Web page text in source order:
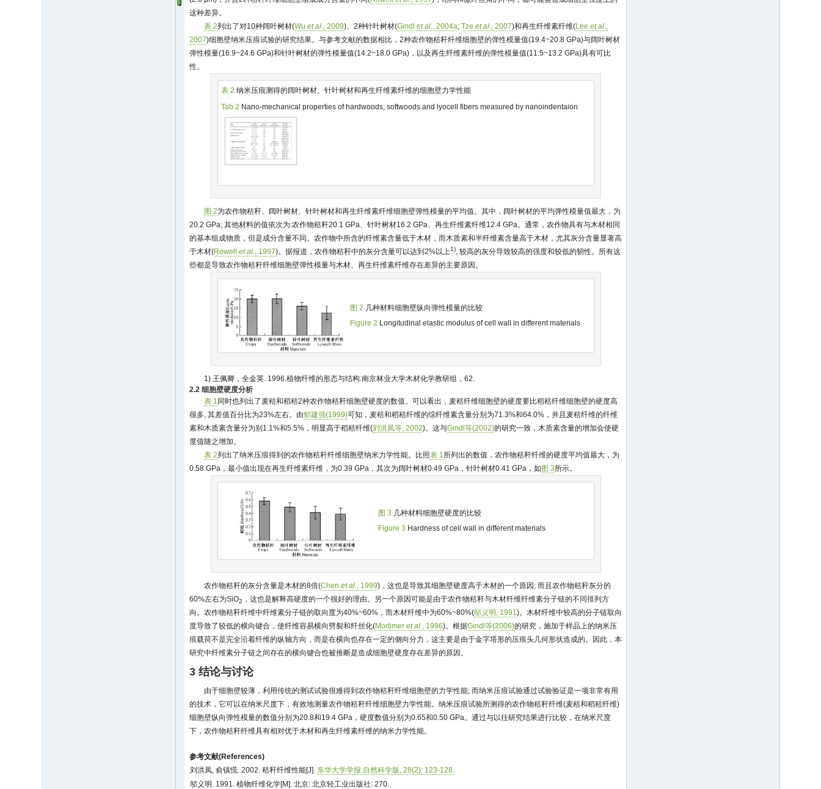
这种差异。
表 2列出了对10种阔叶树材(Wuet al., 2009)、2种针叶树材(Gindlet al., 2004a;Tzeet al., 2007)和再生纤维素纤维(Leeet al.,
2007)细胞壁纳米压痕试验的研究结果。与参考文献的数据相比，2种农作物秸秆纤维细胞壁的弹性模量值(19.4~20.8 GPa)与阔叶树材
弹性模量(16.9~24.6 GPa)和针叶树材的弹性模量值(14.2~18.0 GPa)，以及再生纤维素纤维的弹性模量值(11.5~13.2 GPa)具有可比
性。
表 2 纳米压痕测得的阔叶树材、针叶树材和再生纤维素纤维的细胞壁力学性能
Tab.2 Nano-mechanical properties of hardwoods, softwoods and lyocell fibers measured by nanoindentaion
图 2为农作物秸秆、阔叶树材、针叶树材和再生纤维素纤维细胞壁弹性模量的平均值。其中，阔叶树材的平均弹性模量值最大，为
20.2 GPa; 其他材料的值依次为:农作物秸秆20.1 GPa、针叶树材16.2 GPa、再生纤维素纤维12.4 GPa。通常，农作物具有与木材相同
的基本组成物质，但是成分含量不同。农作物中所含的纤维素含量低于木材，而木质素和半纤维素含量高于木材，尤其灰分含量显著高
于木材(Rowellet al., 1997)。据报道，农作物秸秆中的灰分含量可以达到2%以上1), 较高的灰分导致较高的强度和较低的韧性。所有这
些都是导致农作物秸秆纤维细胞壁弹性模量与木材、再生纤维素纤维存在差异的主要原因。
图 2 几种材料细胞壁纵向弹性模量的比较
Figure 2 Longitudinal elastic modulus of cell wall in different materials
1) 王佩卿，全金英. 1996.植物纤维的形态与结构.南京林业大学木材化学教研组，62.
2.2 细胞壁硬度分析
表 1 同时也列出了麦秸和稻秸2种农作物秸秆细胞壁硬度的数值。可以看出，麦秸纤维细胞壁的硬度要比稻秸纤维细胞壁的硬度高
很多, 其差值百分比为23%左右。由郁建强(1999)可知，麦秸和稻秸纤维的综纤维素含量分别为71.3%和64.0%，并且麦秸纤维的纤维
素和木质素含量分为别1.1%和5.5%，明显高于稻秸纤维(刘洪凤等, 2002)。这与Gindl等(2002)的研究一致，木质素含量的增加会使硬
度值随之增加。
表 2列出了纳米压痕得到的农作物秸秆纤维细胞壁纳米力学性能。比照表 1所列出的数值，农作物秸秆纤维的硬度平均值最大，为
0.58 GPa，最小值出现在再生纤维素纤维，为0.39 GPa，其次为阔叶树材0.49 GPa，针叶树材0.41 GPa，如 图 3所示。
图 3 几种材料细胞壁硬度的比较
Figure 3 Hardness of cell wall in different materials
农作物秸秆的灰分含量是木材的8倍(Chenet al., 1999)，这也是导致其细胞壁硬度高于木材的一个原因; 而且农作物秸秆灰分的
60%左右为SiO2 ，这也是解释高硬度的一个很好的理由。另一个原因可能是由于农作物秸秆与木材纤维纤维素分子链的不同排列方
向。农作物秸秆纤维中纤维素分子链的取向度为40%~60%，而木材纤维中为60%~80%(邬义明, 1991)。木材纤维中较高的分子链取向
度导致了较低的横向键合，使纤维容易横向劈裂和纤丝化(Mortimeret al., 1996)。根据Gindl等(2006)的研究，施加于样品上的纳米压
痕载荷不是完全沿着纤维的纵轴方向，而是在横向也存在一定的侧向分力，这主要是由于金字塔形的压痕头几何形状造成的。因此，本
研究中纤维素分子链之间存在的横向键合也被推断是造成细胞壁硬度存在差异的原因。
3 结论与讨论
由于细胞壁较薄，利用传统的测试试验很难得到农作物秸秆纤维细胞壁的力学性能; 而纳米压痕试验通过试验验证是一项非常有用
的技术，它可以在纳米尺度下，有效地测量农作物秸秆纤维细胞壁力学性能。纳米压痕试验所测得的农作物秸秆纤维(麦秸和稻秸纤维)
细胞壁纵向弹性模量的数值分别为20.8和19.4 GPa，硬度数值分别为0.65和0.50 GPa。通过与以往研究结果进行比较，在纳米尺度
下，农作物秸秆纤维具有相对优于木材和再生纤维素纤维的纳米力学性能。
参考文献(References)
刘洪凤, 俞镇慌. 2002. 秸秆纤维性能[J]. 东华大学学报:自然科学版, 28(2): 123-128.
邬义明. 1991. 植物纤维化学[M]. 北京: 北京轻工业出版社: 270.